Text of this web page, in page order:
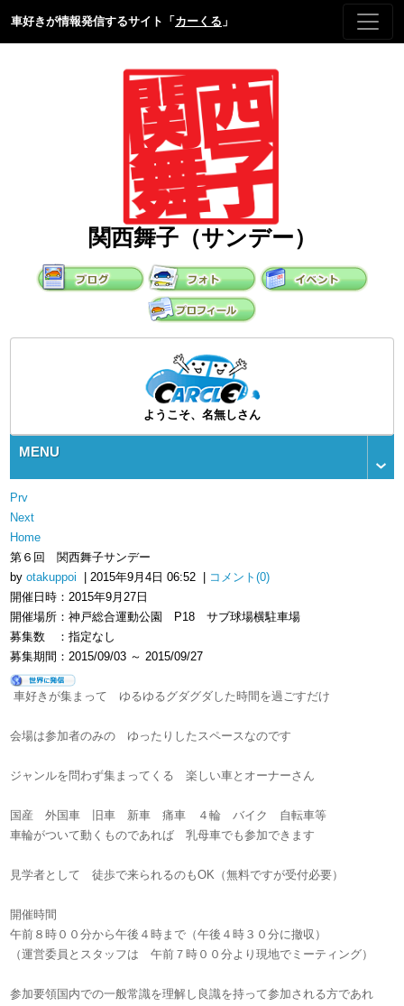
車好きが情報発信するサイト「 カーくる 」
関西舞子（サンデー）
ようこそ、名無しさん
MENU
Prv
Next
Home
第６回 関西舞子サンデー
byotakuppoi | 2015年9月4日 06:52 |
コメント(0)
開催日時：2015年9月27日
開催場所：神戸総合運動公園 P18 サブ球場横駐車場
募集数 ：指定なし
募集期間：2015/09/03 ～ 2015/09/27
車好きが集まって ゆるゆるグダグダした時間を過ごすだけ
会場は参加者のみの ゆったりしたスペースなのです
ジャンルを問わず集まってくる 楽しい車とオーナーさん
国産 外国車 旧車 新車 痛車 ４輪 バイク 自転車等
車輪がついて動くものであれば 乳母車でも参加できます
見学者として 徒歩で来られるのもOK（無料ですが受付必要）
開催時間
午前８時００分から午後４時まで（午後４時３０分に撤収）
（運営委員とスタッフは 午前７時００分より現地でミーティング）
参加要領国内での一般常識を理解し良識を持って参加される方であれ